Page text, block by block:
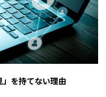
を持てない理由